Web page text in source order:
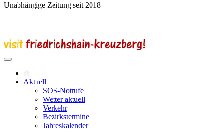
Unabhängige Zeitung seit 2018
Aktuell
SOS-Notrufe
Wetter aktuell
Verkehr
Bezirkstermine
Jahreskalender